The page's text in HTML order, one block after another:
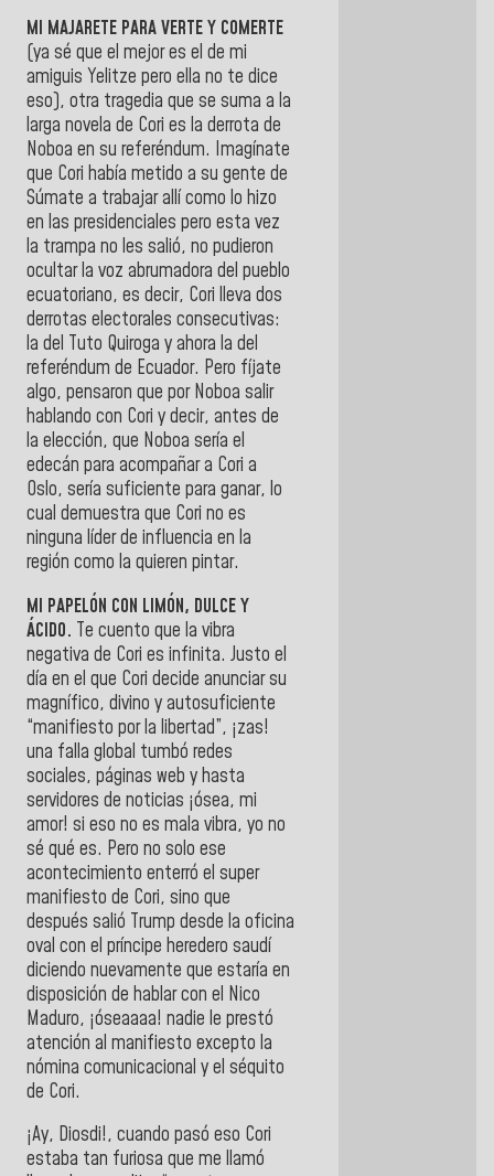
MI MAJARETE PARA VERTE Y COMERTE
(ya sé que el mejor es el de mi
amiguis Yelitze pero ella no te dice
eso), otra tragedia que se suma a la
larga novela de Cori es la derrota de
Noboa en su referéndum. Imagínate
que Cori había metido a su gente de
Súmate a trabajar allí como lo hizo
en las presidenciales pero esta vez
la trampa no les salió, no pudieron
ocultar la voz abrumadora del pueblo
ecuatoriano, es decir, Cori lleva dos
derrotas electorales consecutivas:
la del Tuto Quiroga y ahora la del
referéndum de Ecuador. Pero fíjate
algo, pensaron que por Noboa salir
hablando con Cori y decir, antes de
la elección, que Noboa sería el
edecán para acompañar a Cori a
Oslo, sería suficiente para ganar, lo
cual demuestra que Cori no es
ninguna líder de influencia en la
región como la quieren pintar.
MI PAPELÓN CON LIMÓN, DULCE Y
ÁCIDO. Te cuento que la vibra
negativa de Cori es infinita. Justo el
día en el que Cori decide anunciar su
magnífico, divino y autosuficiente
“manifiesto por la libertad”, ¡zas!
una falla global tumbó redes
sociales, páginas web y hasta
servidores de noticias ¡ósea, mi
amor! si eso no es mala vibra, yo no
sé qué es. Pero no solo ese
acontecimiento enterró el super
manifiesto de Cori, sino que
después salió Trump desde la oficina
oval con el príncipe heredero saudí
diciendo nuevamente que estaría en
disposición de hablar con el Nico
Maduro, ¡óseaaaa! nadie le prestó
atención al manifiesto excepto la
nómina comunicacional y el séquito
de Cori.
¡Ay, Diosdi!, cuando pasó eso Cori
estaba tan furiosa que me llamó